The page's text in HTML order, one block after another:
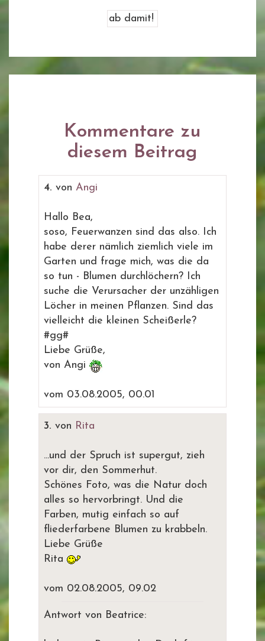
Kommentare zu
diesem Beitrag
4. von Angi
Hallo Bea,
soso, Feuerwanzen sind das also. Ich
habe derer nämlich ziemlich viele im
Garten und frage mich, was die da
so tun - Blumen durchlöchern? Ich
suche die Verursacher der unzähligen
Löcher in meinen Pflanzen. Sind das
vielleicht die kleinen Scheißerle?
#gg#
Liebe Grüße,
von Angi
vom 03.08.2005, 00.01
3. von Rita
...und der Spruch ist supergut, zieh
vor dir, den Sommerhut.
Schönes Foto, was die Natur doch
alles so hervorbringt. Und die
Farben, mutig einfach so auf
fliederfarbene Blumen zu krabbeln.
Liebe Grüße
Rita
vom 02.08.2005, 09.02
Antwort von Beatrice: